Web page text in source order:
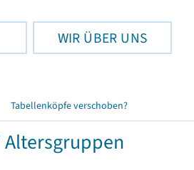
WIR ÜBER UNS
Tabellenköpfe verschoben?
Altersgruppen